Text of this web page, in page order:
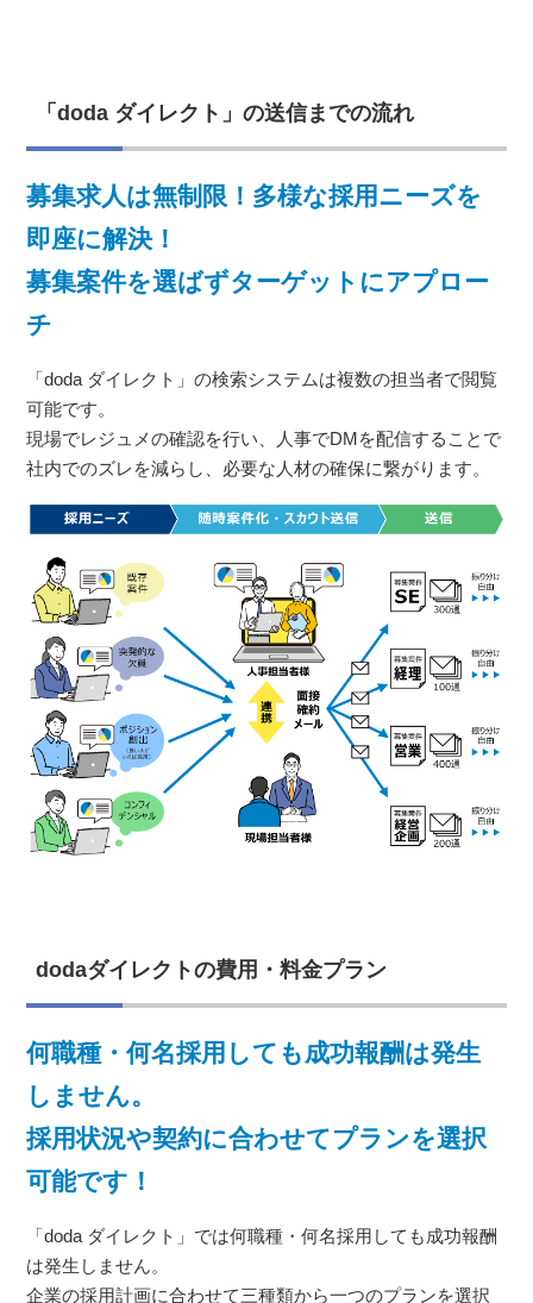
「doda ダイレクト」の送信までの流れ
募集求人は無制限！多様な採用ニーズを
即座に解決！
募集案件を選ばずターゲットにアプロー
チ
「doda ダイレクト」の検索システムは複数の担当者で閲覧
可能です。
現場でレジュメの確認を行い、人事でDMを配信することで
社内でのズレを減らし、必要な人材の確保に繋がります。
dodaダイレクトの費用・料金プラン
何職種・何名採用しても成功報酬は発生
しません。
採用状況や契約に合わせてプランを選択
可能です！
「doda ダイレクト」では何職種・何名採用しても成功報酬
は発生しません。
企業の採用計画に合わせて三種類から一つのプランを選択